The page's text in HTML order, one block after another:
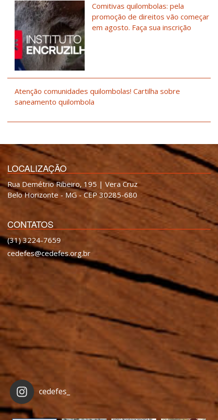
Comitivas quilombolas: pela
promoção de direitos vão começar
em agosto. Faça sua inscrição
Atenção comunidades quilombolas! Cartilha sobre
saneamento quilombola
LOCALIZAÇÃO
Rua Demétrio Ribeiro, 195 | Vera Cruz
Belo Horizonte - MG - CEP 30285-680
CONTATOS
(31) 3224-7659
cedefes@cedefes.org.br
cedefes_